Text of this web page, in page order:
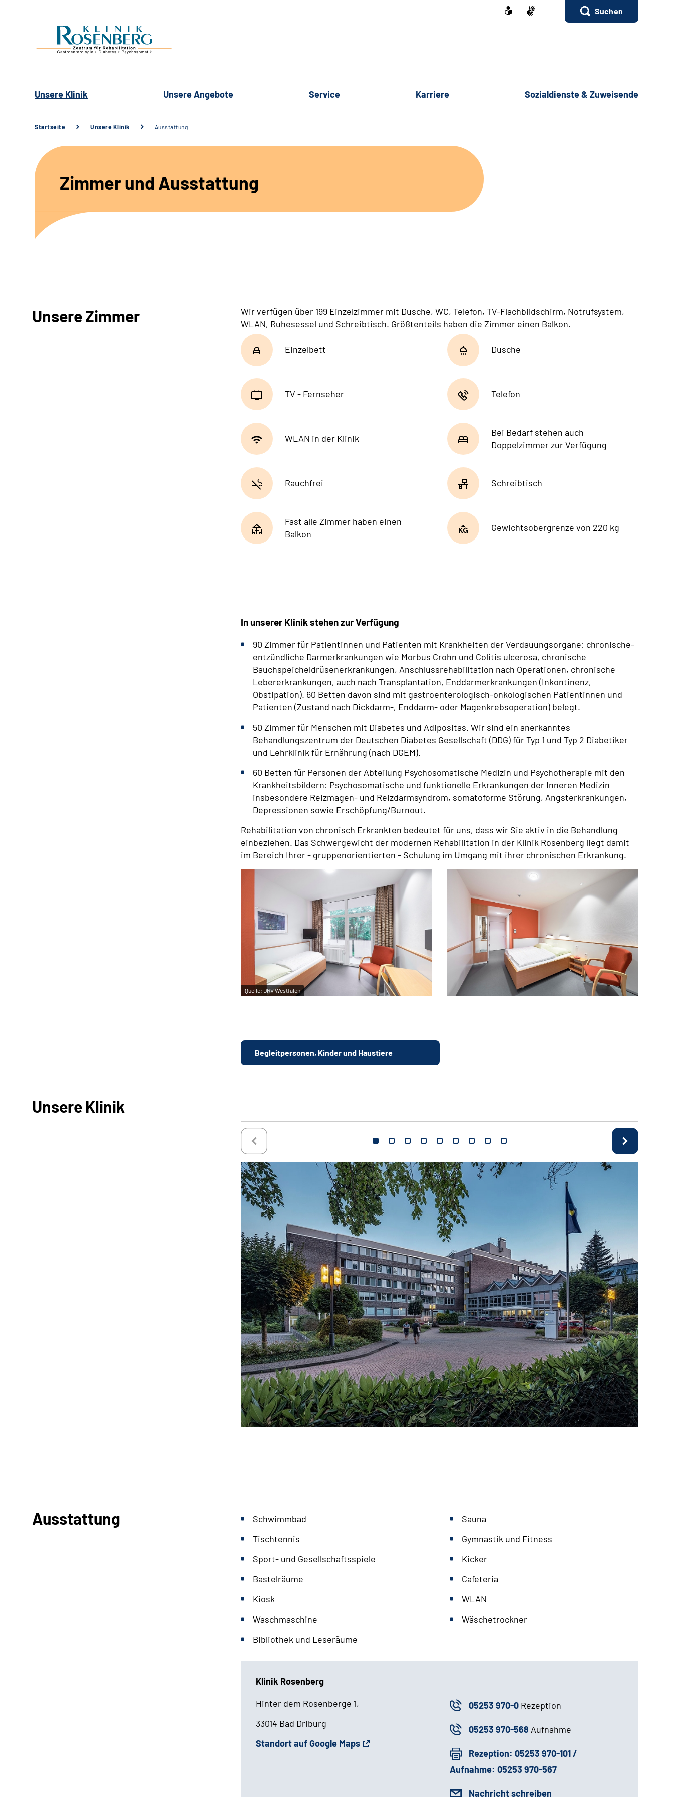
Suchen
Unsere Klinik Unsere Angebote Service Karriere Sozialdienste & Zuweisende
Startseite Unsere Klinik Ausstattung
Zimmer und Ausstattung
Unsere Zimmer
Wir verfügen über 199 Einzelzimmer mit Dusche, WC, Telefon, TV-Flachbildschirm, Notrufsystem,
WLAN, Ruhesessel und Schreibtisch. Größtenteils haben die Zimmer einen Balkon.
Einzelbett Dusche
TV - Fernseher Telefon
WLAN in der Klinik
Bei Bedarf stehen auch
Doppelzimmer zur Verfügung
Rauchfrei Schreibtisch
Fast alle Zimmer haben einen
Balkon
Gewichtsobergrenze von 220 kg
In unserer Klinik stehen zur Verfügung
90 Zimmer für Patientinnen und Patienten mit Krankheiten der Verdauungsorgane: chronische-
entzündliche Darmerkrankungen wie Morbus Crohn und Colitis ulcerosa, chronische
Bauchspeicheldrüsenerkrankungen, Anschlussrehabilitation nach Operationen, chronische
Lebererkrankungen, auch nach Transplantation, Enddarmerkrankungen (Inkontinenz,
Obstipation). 60 Betten davon sind mit gastroenterologisch-onkologischen Patientinnen und
Patienten (Zustand nach Dickdarm-, Enddarm- oder Magenkrebsoperation) belegt.
50 Zimmer für Menschen mit Diabetes und Adipositas. Wir sind ein anerkanntes
Behandlungszentrum der Deutschen Diabetes Gesellschaft (DDG) für Typ 1 und Typ 2 Diabetiker
und Lehrklinik für Ernährung (nach DGEM).
60 Betten für Personen der Abteilung Psychosomatische Medizin und Psychotherapie mit den
Krankheitsbildern: Psychosomatische und funktionelle Erkrankungen der Inneren Medizin
insbesondere Reizmagen- und Reizdarmsyndrom, somatoforme Störung, Angsterkrankungen,
Depressionen sowie Erschöpfung/Burnout.
Rehabilitation von chronisch Erkrankten bedeutet für uns, dass wir Sie aktiv in die Behandlung
einbeziehen. Das Schwergewicht der modernen Rehabilitation in der Klinik Rosenberg liegt damit
im Bereich Ihrer - gruppenorientierten - Schulung im Umgang mit ihrer chronischen Erkrankung.
Quelle: DRV Westfalen
Begleitpersonen, Kinder und Haustiere
Unsere Klinik
Ausstattung Schwimmbad
Sauna
Tischtennis
Gymnastik und Fitness
Sport- und Gesellschaftsspiele
Kicker
Bastelräume
Cafeteria
Kiosk
WLAN
Waschmaschine
Wäschetrockner
Bibliothek und Leseräume
Klinik Rosenberg
Hinter dem Rosenberge 1,
33014 Bad Driburg
Standort auf Google Maps
05253 970-0 Rezeption
05253 970-568 Aufnahme
Rezeption: 05253 970-101 /
Aufnahme: 05253 970-567
Nachricht schreiben